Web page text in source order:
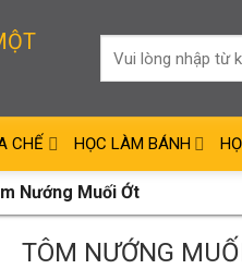
CHẾ HỌC LÀM BÁNH
Nướng Muối Ớt
TÔM NƯỚNG